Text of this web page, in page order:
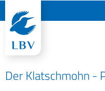
Der Klatschmohn -